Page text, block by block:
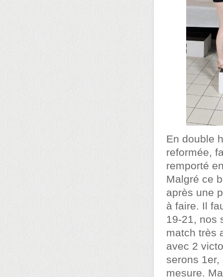
En double
reformée,
remporté
Malgré ce
après une
à faire. Il
19-21, nos
match très
avec 2
serons
mesure.